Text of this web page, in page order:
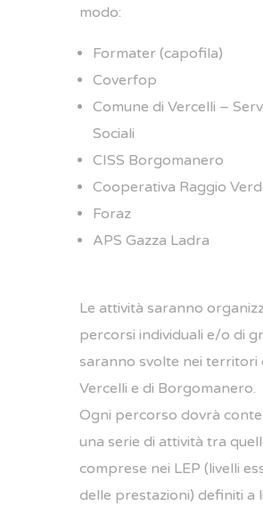
modo:
Formater (capofila)
Coverfop
Comune di Vercelli –
Sociali
CISS Borgomanero
Cooperativa Raggio
Foraz
APS Gazza Ladra
Le attività saranno
percorsi individuali e/o di
saranno svolte nei territori
Vercelli e di Borgomanero.
Ogni percorso dovrà
una serie di attività tra
comprese nei LEP (livelli
delle prestazioni) definiti a